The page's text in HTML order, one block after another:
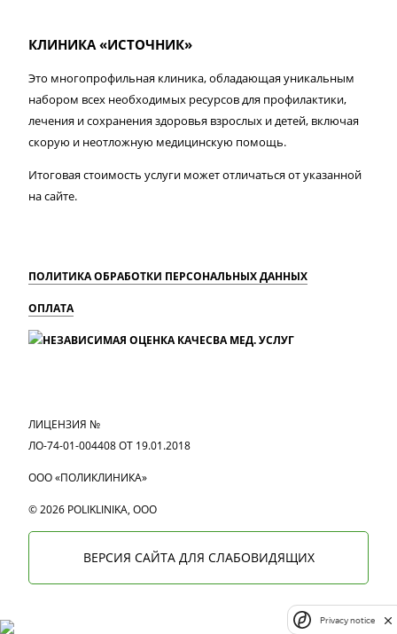
КЛИНИКА «ИСТОЧНИК»
Это многопрофильная клиника, обладающая уникальным
набором всех необходимых ресурсов для профилактики,
лечения и сохранения здоровья взрослых и детей, включая
скорую и неотложную медицинскую помощь.
Итоговая стоимость услуги может отличаться от указанной
на сайте.
ПОЛИТИКА ОБРАБОТКИ ПЕРСОНАЛЬНЫХ ДАННЫХ
ОПЛАТА
ЛИЦЕНЗИЯ №
ЛО-74-01-004408 ОТ 19.01.2018
ООО «ПОЛИКЛИНИКА»
© 2026 POLIKLINIKA, OOO
ВЕРСИЯ САЙТА ДЛЯ СЛАБОВИДЯЩИХ
Privacy notice